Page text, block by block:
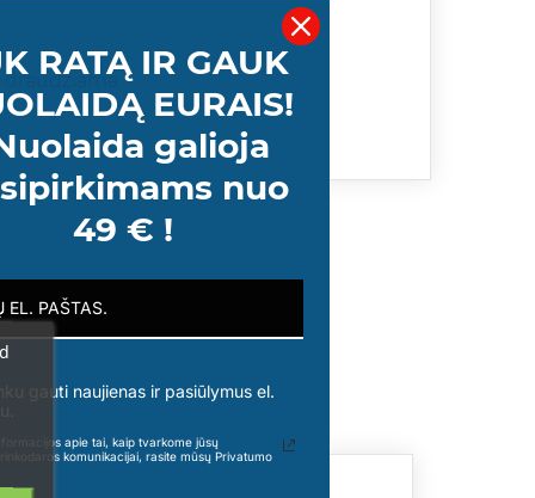
RATĄ IR GAUK
EURAIS!
galioja
nuo
49 € !
gauti naujienas ir pasiūlymus el.
apie tai, kaip tvarkome jūsų
rinkodaros komunikacijai, rasite mūsų Privatumo